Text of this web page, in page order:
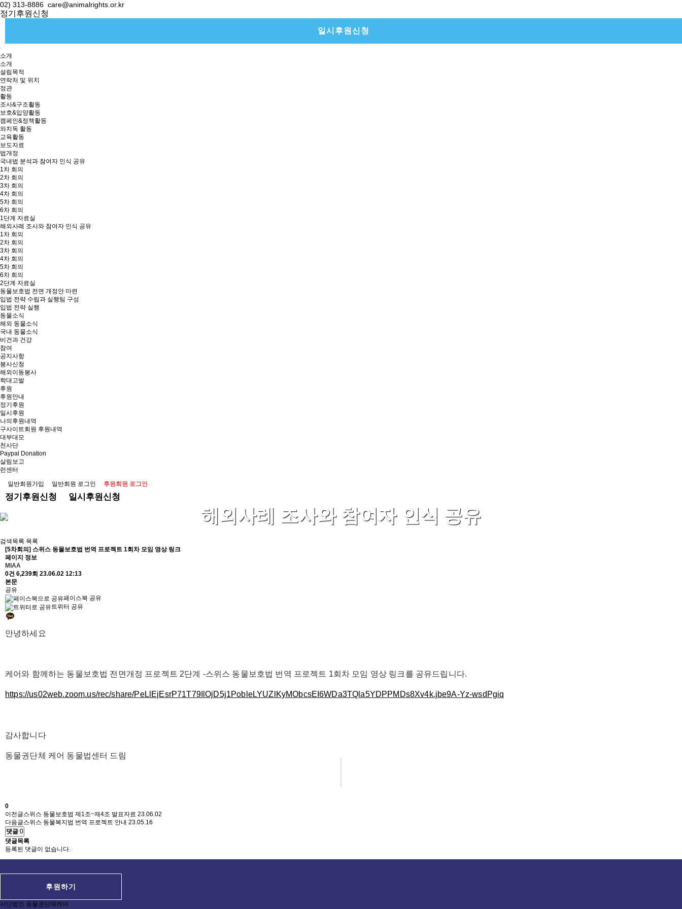
02) 313-8886 care@animalrights.or.kr
정기후원신청
일시후원신청
소개
소개
설립목적
연락처 및 위치
정관
활동
조사&구조활동
보호&입양활동
캠페인&정책활동
와치독 활동
교육활동
보도자료
법개정
국내법 분석과 참여자 인식 공유
1차 회의
2차 회의
3차 회의
4차 회의
5차 회의
6차 회의
1단계 자료실
해외사례 조사와 참여자 인식 공유
1차 회의
2차 회의
3차 회의
4차 회의
5차 회의
6차 회의
2단계 자료실
동물보호법 전면 개정안 마련
입법 전략 수립과 실행팀 구성
입법 전략 실행
동물소식
해외 동물소식
국내 동물소식
비건과 건강
참여
공지사항
봉사신청
해외이동봉사
학대고발
후원
후원안내
정기후원
일시후원
나의후원내역
구사이트회원 후원내역
대부대모
천사단
Paypal Donation
살림보고
런센터
일반회원가입
일반회원 로그인 후원회원 로그인
정기후원신청 일시후원신청
해외사례 조사와 참여자 인식 공유
검색목록 목록
[5차회의] 스위스 동물보호법 번역 프로젝트 1회차 모임 영상 링크
페이지 정보
MIAA
0건 6,239회 23.06.02 12:13
본문
공유
페이스북 공유
트위터 공유
안녕하세요
케어와 함께하는 동물보호법 전면개정 프로젝트 2단계 -스위스 동물보호법 번역 프로젝트 1회차 모임 영상 링크를 공유드립니다.
https://us02web.zoom.us/rec/share/PeLlEjEsrP71T79IlOjD5j1PobleLYUZlKyMObcsEI6WDa3TQla5YDPPMDs8Xv4k.jbe9A-Yz-wsdPgiq
감사합니다
동물권단체 케어 동물법센터 드림
0
이전글스위스 동물보호법 제1조~제4조 발표자료 23.06.02
다음글스위스 동물복지법 번역 프로젝트 안내 23.05.16
댓글 0
댓글목록
등록된 댓글이 없습니다.
후원하기
사단법인 동물권단체케어